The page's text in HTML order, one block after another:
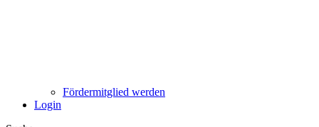
Fördermitglied werden
Login